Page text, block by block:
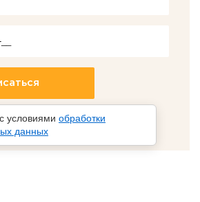
условиями обработки
данных